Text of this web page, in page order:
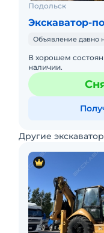
Подольск
Экскаватор-
Объявление давно
В хорошем
наличии.
Другие